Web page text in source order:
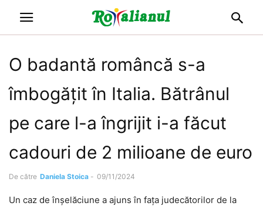
O badantă româncă s-a
îmbogățit în Italia. Bătrânul
pe care l-a îngrijit i-a făcut
cadouri de 2 milioane de euro
De către Daniela Stoica - 09/11/2024
Un caz de înșelăciune a ajuns în fața judecătorilor de la